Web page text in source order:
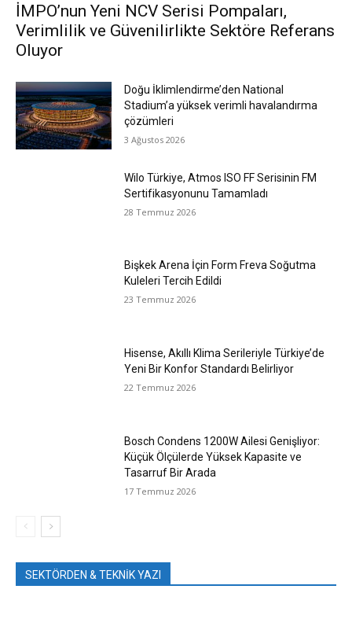
İMPO’nun Yeni NCV Serisi Pompaları,
Verimlilik ve Güvenilirlikte Sektöre Referans
Oluyor
Doğu İklimlendirme’den National
Stadium’a yüksek verimli havalandırma
çözümleri
3 Ağustos 2026
Wilo Türkiye, Atmos ISO FF Serisinin FM
Sertifikasyonunu Tamamladı
28 Temmuz 2026
Bişkek Arena İçin Form Freva Soğutma
Kuleleri Tercih Edildi
23 Temmuz 2026
Hisense, Akıllı Klima Serileriyle Türkiye’de
Yeni Bir Konfor Standardı Belirliyor
22 Temmuz 2026
Bosch Condens 1200W Ailesi Genişliyor:
Küçük Ölçülerde Yüksek Kapasite ve
Tasarruf Bir Arada
17 Temmuz 2026
SEKTÖRDEN & TEKNİK YAZI